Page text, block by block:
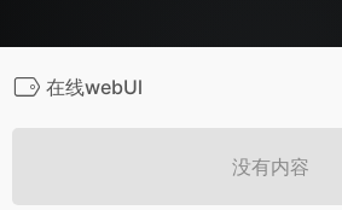
在线webUl
没有内容